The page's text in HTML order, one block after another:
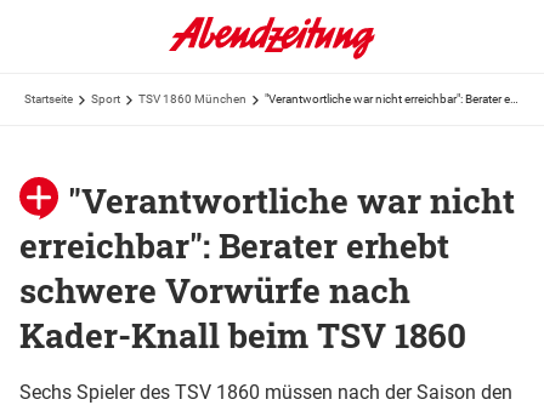
Startseite Sport TSV 1860 München
"Verantwortliche war nicht
erreichbar": Berater erhebt
schwere Vorwürfe nach
Kader-Knall beim TSV 1860
Sechs Spieler des TSV 1860 müssen nach der Saison den